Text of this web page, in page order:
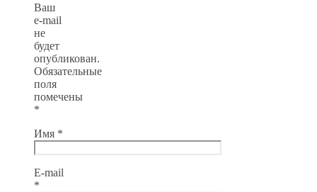
Ваш
e-mail
не
будет
опубликован.
Обязательные
поля
помечены
*
Имя *
E-mail
*